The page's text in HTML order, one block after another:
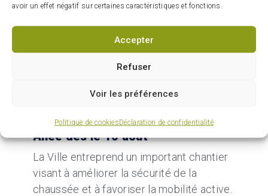
avoir un effet négatif sur certaines caractéristiques et fonctions.
Accepter
Refuser
Voir les préférences
Politique de cookiesDéclaration de confidentialité
Parc Étienne-Provost
Travaux majeurs sur Grande
Allée dès le 10 août
La Ville entreprend un important chantier
visant à améliorer la sécurité de la
chaussée et à favoriser la mobilité active.